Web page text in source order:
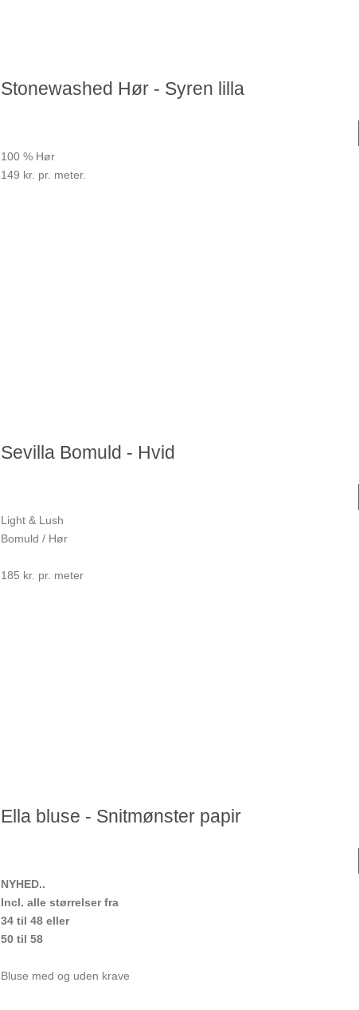
Stonewashed Hør - Syren lilla
100 % Hør
149 kr. pr. meter.
Sevilla Bomuld - Hvid
Light & Lush
Bomuld / Hør
185 kr. pr. meter
Ella bluse - Snitmønster papir
NYHED..
Incl. alle størrelser fra
34 til 48 eller
50 til 58
Bluse med og uden krave